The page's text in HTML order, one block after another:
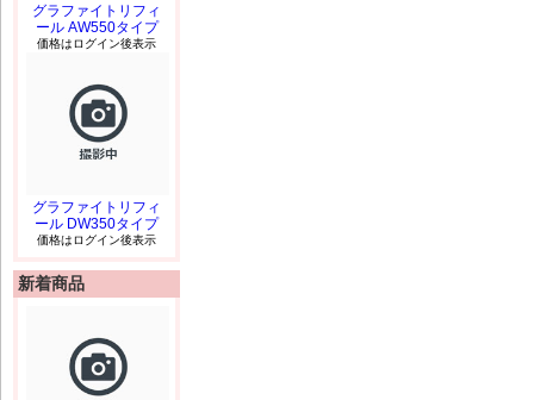
グラファイトリフィ
ール AW550タイプ
価格はログイン後表示
グラファイトリフィ
ール DW350タイプ
価格はログイン後表示
新着商品